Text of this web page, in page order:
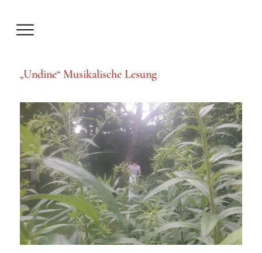
„Undine“ Musikalische Lesung